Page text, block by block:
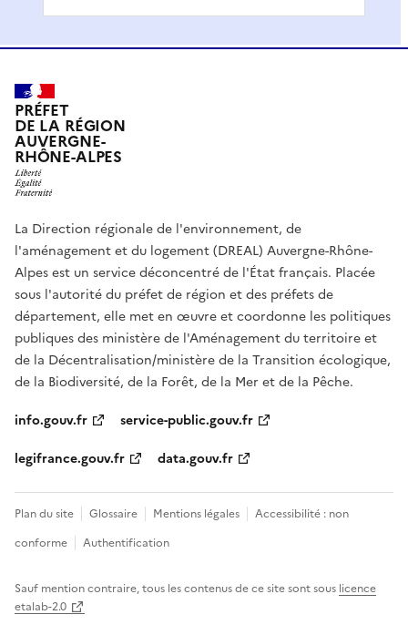
PRÉFET
DE LA RÉGION
AUVERGNE-
RHÔNE-ALPES
La Direction régionale de l'environnement, de
l'aménagement et du logement (DREAL) Auvergne-Rhône-
Alpes est un service déconcentré de l'État français. Placée
sous l'autorité du préfet de région et des préfets de
département, elle met en œuvre et coordonne les politiques
publiques des ministère de l'Aménagement du territoire et
de la Décentralisation/ministère de la Transition écologique,
de la Biodiversité, de la Forêt, de la Mer et de la Pêche.
info.gouv.fr
service-public.gouv.fr
legifrance.gouv.fr
data.gouv.fr
Plan du site Glossaire Mentions légales
Accessibilité : non
conforme
Authentification
Sauf mention contraire, tous les contenus de ce site sont sous licence
etalab-2.0